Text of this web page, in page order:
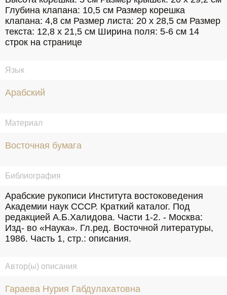
Глубина клапана: 10,5 см Размер корешка
клапана: 4,8 см Размер листа: 20 х 28,5 см Размер
текста: 12,8 х 21,5 см Ширина поля: 5-6 см 14
строк на странице
Язык
Арабский
Материал
Восточная бумага
Библиография
Арабские рукописи Института востоковедения
Академии наук СССР. Краткий каталог. Под
редакцией А.Б.Халидова. Части 1-2. - Москва:
Изд- во «Наука». Гл.ред. Восточной литературы,
1986. Часть 1, стр.: описания.
Автор(ы) описания
Гараева Нурия Габдулахатовна